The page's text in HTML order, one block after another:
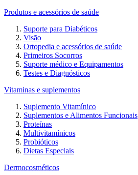
Produtos e acessórios de saúde
Suporte para Diabéticos
Visão
Ortopedia e acessórios de saúde
Primeiros Socorros
Suporte médico e Equipamentos
Testes e Diagnósticos
Vitaminas e suplementos
Suplemento Vitamínico
Suplementos e Alimentos Funcionais
Proteínas
Multivitamínicos
Probióticos
Dietas Especiais
Dermocosméticos